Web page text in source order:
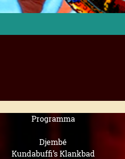
Programma
Djembé
Kundabuffi’s Klankbad